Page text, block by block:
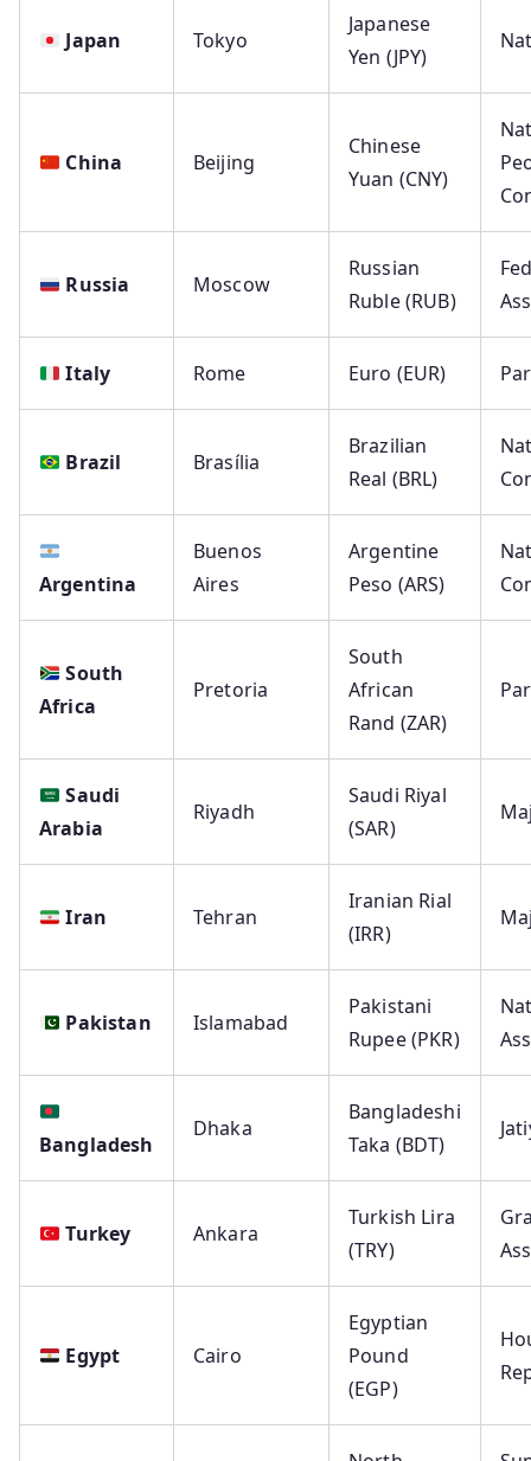
Japan Tokyo
Japanese
Yen (JPY)
China Beijing
Chinese
Yuan (CNY)
Russia Moscow
Russian
Ruble (RUB)
Italy Rome Euro (EUR)
Brazil Brasília
Brazilian
Real (BRL)
Argentina
Buenos
Aires
Argentine
Peso (ARS)
South
Africa
Pretoria
South
African
Rand (ZAR)
Saudi
Arabia
Riyadh
Saudi Riyal
(SAR)
Iran Tehran
Iranian Rial
(IRR)
Pakistan Islamabad
Pakistani
Rupee (PKR)
Bangladesh
Dhaka
Bangladeshi
Taka (BDT)
Turkey Ankara
Turkish Lira
(TRY)
Egypt Cairo
Egyptian
Pound
(EGP)